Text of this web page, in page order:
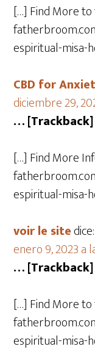
[…] Find More to
espiritual-misa-
CBD for
diciembre 29,
… [Trackback]
[…] Find More
espiritual-misa-
voir le sitedice:
enero 9, 2023 a
… [Trackback]
[…] Find More to
espiritual-misa-